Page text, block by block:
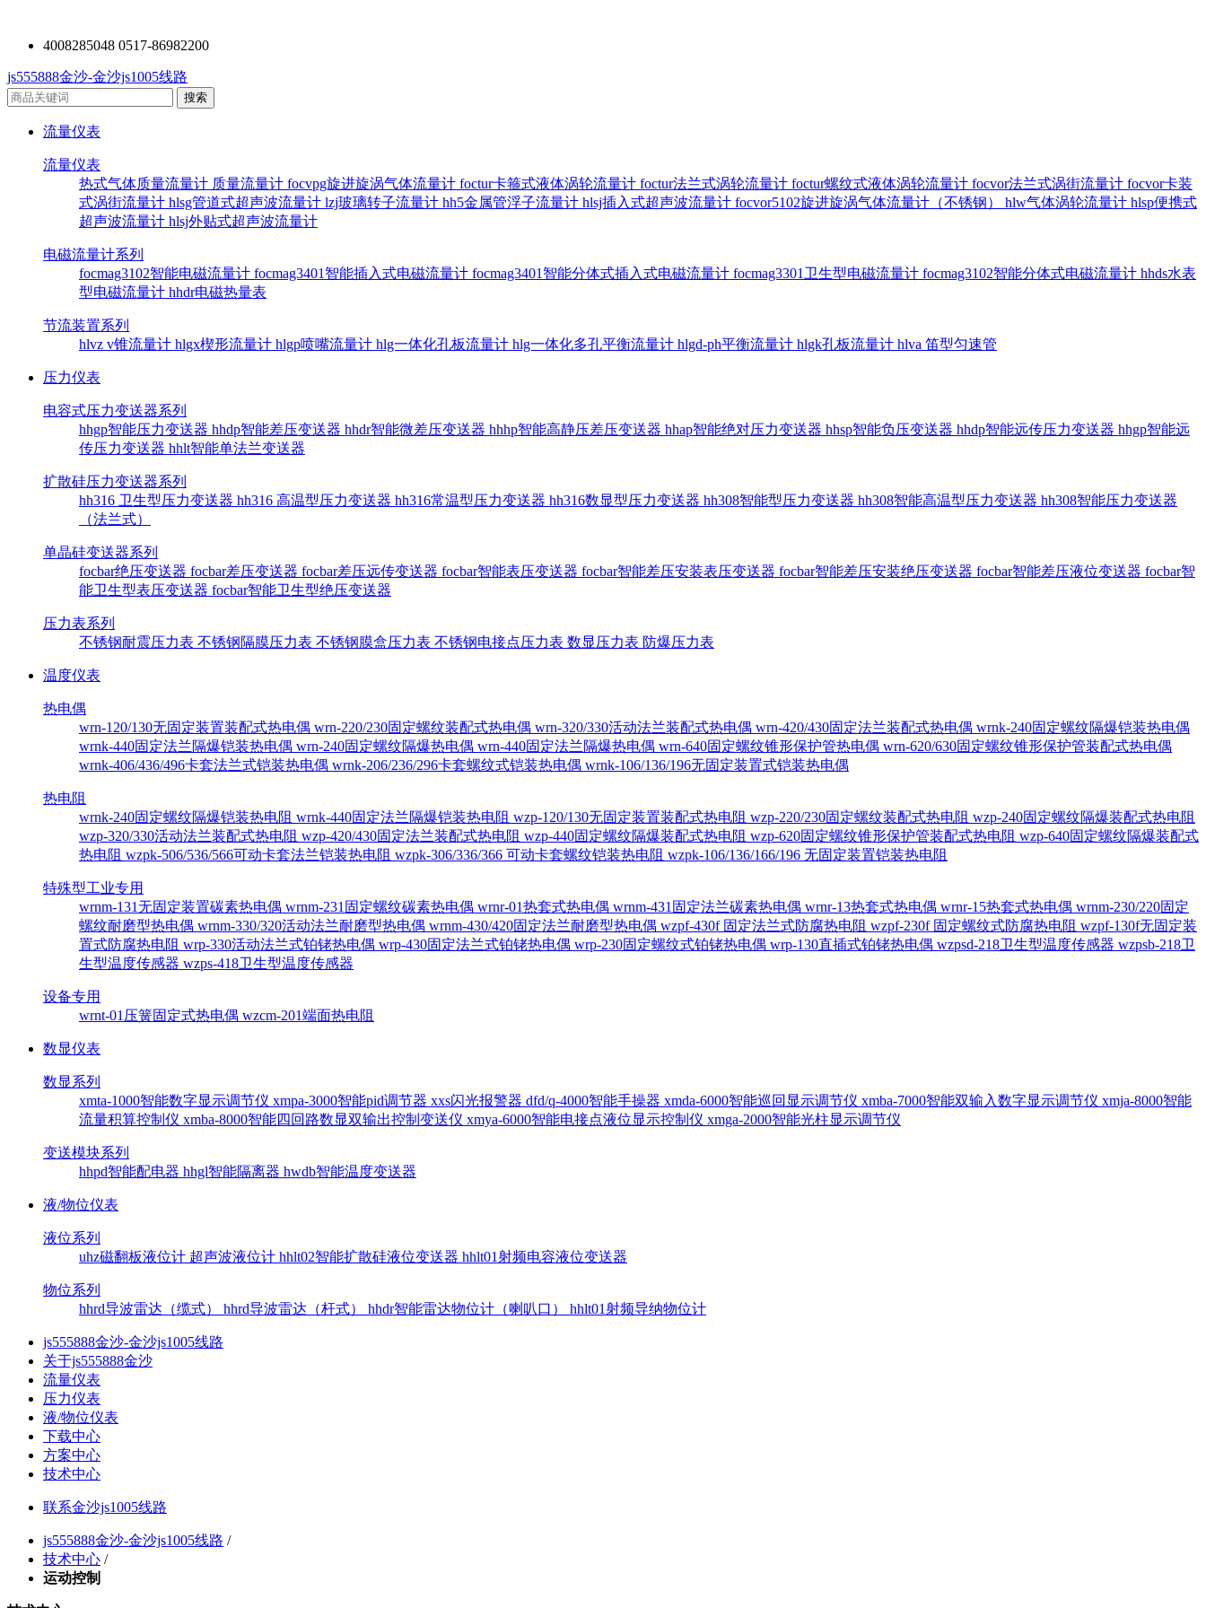
4008285048 0517-86982200
js555888金沙-金沙js1005线路
流量仪表
流量仪表
热式气体质量流量计 质量流量计 focvpg旋进旋涡气体流量计 foctur卡箍式液体涡轮流量计 foctur法兰式涡轮流量计 foctur螺纹式液体涡轮流量计 focvor法兰式涡街流量计 focvor卡装
式涡街流量计 hlsg管道式超声波流量计 lzj玻璃转子流量计 hh5金属管浮子流量计 hlsj插入式超声波流量计 focvor5102旋进旋涡气体流量计（不锈钢） hlw气体涡轮流量计 hlsp便携式
超声波流量计 hlsj外贴式超声波流量计
电磁流量计系列
focmag3102智能电磁流量计 focmag3401智能插入式电磁流量计 focmag3401智能分体式插入式电磁流量计 focmag3301卫生型电磁流量计 focmag3102智能分体式电磁流量计 hhds水表
型电磁流量计 hhdr电磁热量表
节流装置系列
hlvz v锥流量计 hlgx楔形流量计 hlgp喷嘴流量计 hlg一体化孔板流量计 hlg一体化多孔平衡流量计 hlgd-ph平衡流量计 hlgk孔板流量计 hlva 笛型匀速管
压力仪表
电容式压力变送器系列
hhgp智能压力变送器 hhdp智能差压变送器 hhdr智能微差压变送器 hhhp智能高静压差压变送器 hhap智能绝对压力变送器 hhsp智能负压变送器 hhdp智能远传压力变送器 hhgp智能远
传压力变送器 hhlt智能单法兰变送器
扩散硅压力变送器系列
hh316 卫生型压力变送器 hh316 高温型压力变送器 hh316常温型压力变送器 hh316数显型压力变送器 hh308智能型压力变送器 hh308智能高温型压力变送器 hh308智能压力变送器
（法兰式）
单晶硅变送器系列
focbar绝压变送器 focbar差压变送器 focbar差压远传变送器 focbar智能表压变送器 focbar智能差压安装表压变送器 focbar智能差压安装绝压变送器 focbar智能差压液位变送器 focbar智
能卫生型表压变送器 focbar智能卫生型绝压变送器
压力表系列
不锈钢耐震压力表 不锈钢隔膜压力表 不锈钢膜盒压力表 不锈钢电接点压力表 数显压力表 防爆压力表
温度仪表
热电偶
wrn-120/130无固定装置装配式热电偶 wrn-220/230固定螺纹装配式热电偶 wrn-320/330活动法兰装配式热电偶 wrn-420/430固定法兰装配式热电偶 wrnk-240固定螺纹隔爆铠装热电偶
wrnk-440固定法兰隔爆铠装热电偶 wrn-240固定螺纹隔爆热电偶 wrn-440固定法兰隔爆热电偶 wrn-640固定螺纹锥形保护管热电偶 wrn-620/630固定螺纹锥形保护管装配式热电偶
wrnk-406/436/496卡套法兰式铠装热电偶 wrnk-206/236/296卡套螺纹式铠装热电偶 wrnk-106/136/196无固定装置式铠装热电偶
热电阻
wrnk-240固定螺纹隔爆铠装热电阻 wrnk-440固定法兰隔爆铠装热电阻 wzp-120/130无固定装置装配式热电阻 wzp-220/230固定螺纹装配式热电阻 wzp-240固定螺纹隔爆装配式热电阻
wzp-320/330活动法兰装配式热电阻 wzp-420/430固定法兰装配式热电阻 wzp-440固定螺纹隔爆装配式热电阻 wzp-620固定螺纹锥形保护管装配式热电阻 wzp-640固定螺纹隔爆装配式
热电阻 wzpk-506/536/566可动卡套法兰铠装热电阻 wzpk-306/336/366 可动卡套螺纹铠装热电阻 wzpk-106/136/166/196 无固定装置铠装热电阻
特殊型工业专用
wrnm-131无固定装置碳素热电偶 wrnm-231固定螺纹碳素热电偶 wrnr-01热套式热电偶 wrnm-431固定法兰碳素热电偶 wrnr-13热套式热电偶 wrnr-15热套式热电偶 wrnm-230/220固定
螺纹耐磨型热电偶 wrnm-330/320活动法兰耐磨型热电偶 wrnm-430/420固定法兰耐磨型热电偶 wzpf-430f 固定法兰式防腐热电阻 wzpf-230f 固定螺纹式防腐热电阻 wzpf-130f无固定装
置式防腐热电阻 wrp-330活动法兰式铂铑热电偶 wrp-430固定法兰式铂铑热电偶 wrp-230固定螺纹式铂铑热电偶 wrp-130直插式铂铑热电偶 wzpsd-218卫生型温度传感器 wzpsb-218卫
生型温度传感器 wzps-418卫生型温度传感器
设备专用
wrnt-01压簧固定式热电偶 wzcm-201端面热电阻
数显仪表
数显系列
xmta-1000智能数字显示调节仪 xmpa-3000智能pid调节器 xxs闪光报警器 dfd/q-4000智能手操器 xmda-6000智能巡回显示调节仪 xmba-7000智能双输入数字显示调节仪 xmja-8000智能
流量积算控制仪 xmba-8000智能四回路数显双输出控制变送仪 xmya-6000智能电接点液位显示控制仪 xmga-2000智能光柱显示调节仪
变送模块系列
hhpd智能配电器 hhgl智能隔离器 hwdb智能温度变送器
液/物位仪表
液位系列
uhz磁翻板液位计 超声波液位计 hhlt02智能扩散硅液位变送器 hhlt01射频电容液位变送器
物位系列
hhrd导波雷达（缆式） hhrd导波雷达（杆式） hhdr智能雷达物位计（喇叭口） hhlt01射频导纳物位计
js555888金沙-金沙js1005线路
关于js555888金沙
流量仪表
压力仪表
液/物位仪表
下载中心
方案中心
技术中心
联系金沙js1005线路
js555888金沙-金沙js1005线路 /
技术中心 /
运动控制